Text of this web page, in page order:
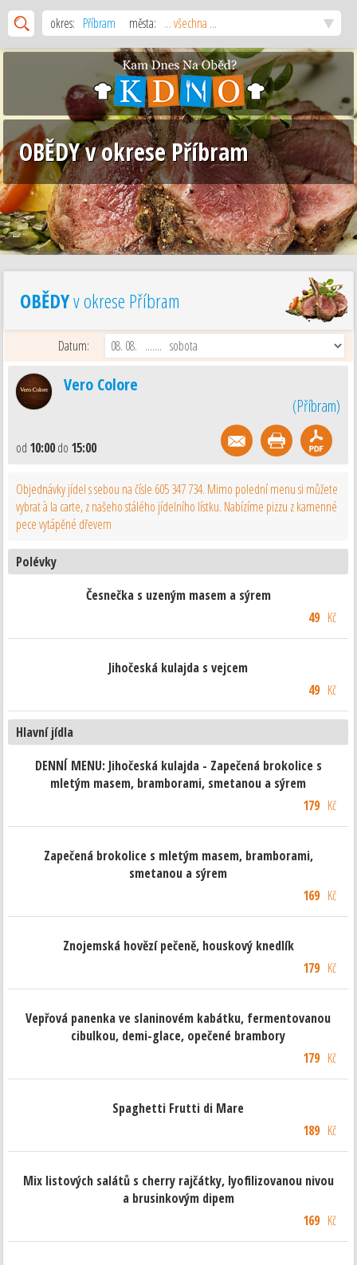
okres: Příbram města: ... všechna ...
OBĚDY v okrese Příbram
OBĚDYv okrese Příbram
Datum:
Vero Colore
(Příbram)
od 10:00do 15:00
Objednávky jídel s sebou na čísle 605 347 734. Mimo polední menu si můžete
vybrat à la carte, z našeho stálého jídelního lístku. Nabízíme pizzu z kamenné
pece vytápěné dřevem
Polévky
Česnečka s uzeným masem a sýrem
49Kč
Jihočeská kulajda s vejcem
49Kč
Hlavní jídla
DENNÍ MENU: Jihočeská kulajda - Zapečená brokolice s
mletým masem, bramborami, smetanou a sýrem
179Kč
Zapečená brokolice s mletým masem, bramborami,
smetanou a sýrem
169Kč
Znojemská hovězí pečeně, houskový knedlík
179Kč
Vepřová panenka ve slaninovém kabátku, fermentovanou
cibulkou, demi-glace, opečené brambory
179Kč
Spaghetti Frutti di Mare
189Kč
Mix listových salátů s cherry rajčátky, lyofilizovanou nivou
a brusinkovým dipem
169Kč